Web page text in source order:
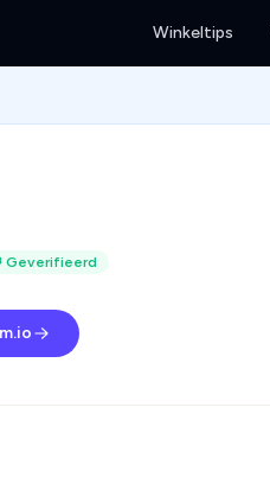
Winkeltips
Geverifieerd